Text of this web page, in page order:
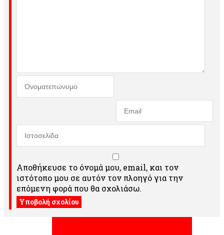
Αποθήκευσε το όνομά μου, email, και τον
ιστότοπο μου σε αυτόν τον πλοηγό για την
επόμενη φορά που θα σχολιάσω.